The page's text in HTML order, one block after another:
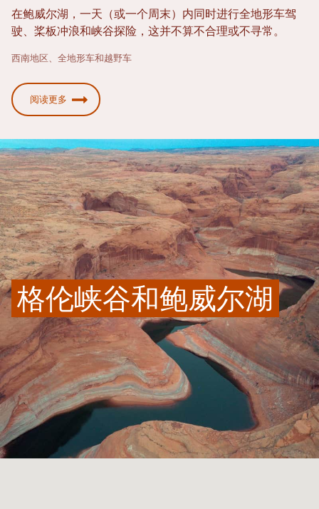
在鲍威尔湖，一天（或一个周末）内同时进行全地形车驾
驶、桨板冲浪和峡谷探险，这并不算不合理或不寻常。
西南地区、全地形车和越野车
阅读更多
格伦峡谷和鲍威尔湖